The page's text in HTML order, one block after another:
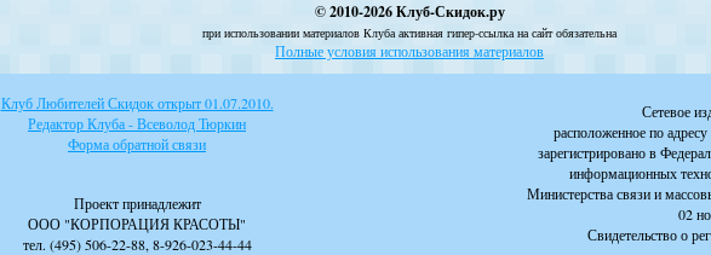
© 2010-2026 Клуб-Скидок.ру
при использовании материалов Клуба активная гипер-ссылка на сайт обязательна
Полные условия использования материалов
Клуб Любителей Скидок открыт 01.07.2010.
Редактор Клуба - Всеволод Тюркин
Форма обратной связи
Проект принадлежит
ООО "КОРПОРАЦИЯ КРАСОТЫ"
тел. (495) 506-22-88, 8-926-023-44-44
Сетевое
расположенное по
зарегистрировано в
информационных
Министерства связи и
02
Свидетельство о